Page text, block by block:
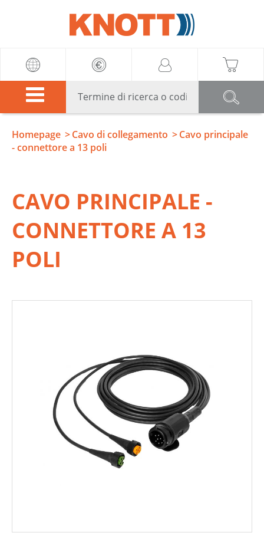
Homepage Cavo di collegamento
Cavo principale
- connettore a 13 poli
CAVO PRINCIPALE -
CONNETTORE A 13
POLI